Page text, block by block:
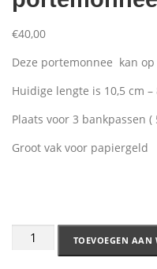
€40,00
Deze portemonnee kan
Huidige lengte is 10,5 cm –
Plaats voor 3 bankpassen (
Groot vak voor papiergeld
TOEVOEGEN AAN